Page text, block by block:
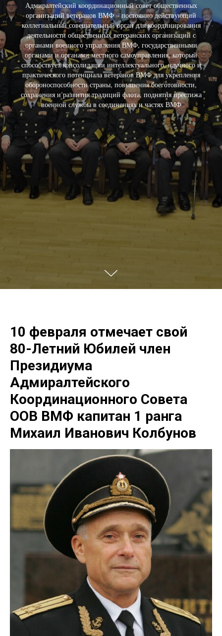
Адмиралтейский координационный совет общественных
организаций ветеранов ВМФ – постоянно действующий
коллегиальный совещательный орган для координирования
деятельности общественных ветеранских организаций с
органами военного управления ВМФ, государственными
органами и органами местного самоуправления, который
способствует консолидации интеллектуального, научного и
практического потенциала ветеранов ВМФ для укрепления
обороноспособности страны, повышения боеготовности,
сохранения и развития традиций флота, поднятия престижа
военной службы в соединениях и частях ВМФ
10 февраля отмечает свой
80-Летний Юбилей член
Президиума
Адмиралтейского
Координационного Совета
ООВ ВМФ капитан 1 ранга
Михаил Иванович Колбунов